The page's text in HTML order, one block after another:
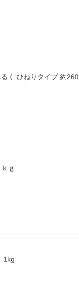
く ひねりタイプ 約260
ｇ
1kg